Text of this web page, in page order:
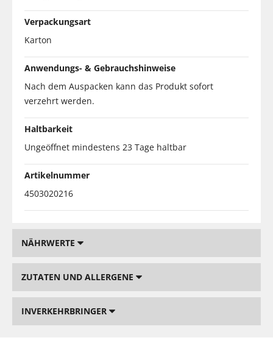
Verpackungsart
Karton
Anwendungs- & Gebrauchshinweise
Nach dem Auspacken kann das Produkt sofort
verzehrt werden.
Haltbarkeit
Ungeöffnet mindestens 23 Tage haltbar
Artikelnummer
4503020216
NÄHRWERTE
ZUTATEN UND ALLERGENE
INVERKEHRBRINGER